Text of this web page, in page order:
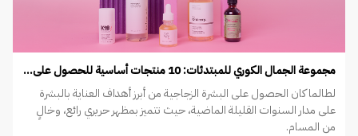
مجموعة الجمال الكوري للمبتدئات: 10 منتجات أساسية للحصول على إشرا
لطالما كان الحصول على البشرة الزجاجية من أبرز أهداف العناية بالبشرة
على مدار السنوات القليلة الماضية، حيث تتميز بمظهر حريري رائع، وخالٍ
من المسام.